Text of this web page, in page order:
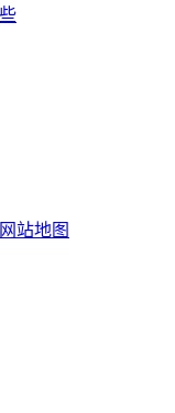
网站地图